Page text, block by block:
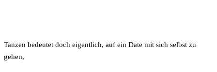
Tanzen bedeutet doch eigentlich, auf ein Date mit sich selbst zu
gehen,